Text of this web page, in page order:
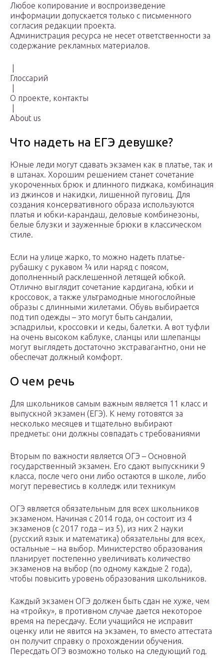
Любое копирование и воспроизведение
информации допускается только с письменного
согласия редакции проекта.
Администрация ресурса не несет ответственности за
содержание рекламных материалов.
Глоссарий
О проекте, контакты
About us
Что надеть на ЕГЭ девушке?
Юные леди могут сдавать экзамен как в платье, так и
в штанах. Хорошим решением станет сочетание
укороченных брюк и длинного пиджака, комбинация
из джинсов и накидки, лишенной пуговиц. Для
создания консервативного образа используются
платья и юбки-карандаш, деловые комбинезоны,
белые блузки и зауженные брюки в классическом
стиле.
Если на улице жарко, то можно надеть платье-
рубашку с рукавом ¾ или наряд с поясом,
дополненный расклешенной летящей юбкой.
Отлично выглядит сочетание кардигана, юбки и
кроссовок, а также ультрамодные многослойные
образы с длинными жилетами. Обувь выбирается
под тип одежды – это могут быть сандалии,
эспадрильи, кроссовки и кеды, балетки. А вот туфли
на очень высоком каблуке, сланцы или шлепанцы
могут выглядеть достаточно экстравагантно, они не
обеспечат должный комфорт.
О чем речь
Для школьников самым важным является 11 класс и
выпускной экзамен (ЕГЭ). К нему готовятся за
несколько месяцев и тщательно выбирают
предметы: они должны совпадать с требованиями
Вторым по важности является ОГЭ – Основной
государственный экзамен. Его сдают выпускники 9
класса, после чего они либо остаются в школе, либо
могут перевестись в колледж или техникум
ОГЭ является обязательным для всех школьников
экзаменом. Начиная с 2014 года, он состоит из 4
экзаменов (с 2017 года – из 5), из них 2 науки
(русский язык и математика) обязательны для всех,
остальные – на выбор. Министерство образования
планирует постепенно увеличивать количество
экзаменов на выбор (по одному каждые 2 года),
чтобы повысить уровень образования школьников.
Каждый экзамен ОГЭ должен быть сдан не хуже, чем
на «тройку», в противном случае дается некоторое
время на пересдачу. Если учащийся не исправит
оценку или не явится на экзамен, то вместо аттестата
он получит справку о прохождении обучения.
Пересдать ОГЭ возможно только на следующий год.